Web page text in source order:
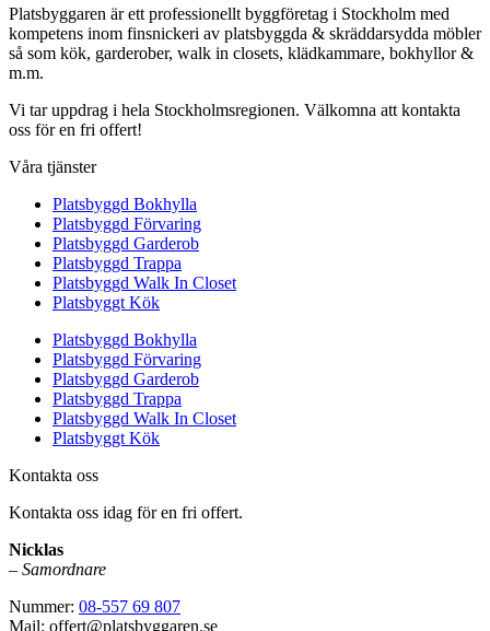
Platsbyggaren är ett professionellt byggföretag i Stockholm med
kompetens inom finsnickeri av platsbyggda & skräddarsydda möbler
så som kök, garderober, walk in closets, klädkammare, bokhyllor &
m.m.
Vi tar uppdrag i hela Stockholmsregionen. Välkomna att kontakta
oss för en fri offert!
Våra tjänster
Platsbyggd Bokhylla
Platsbyggd Förvaring
Platsbyggd Garderob
Platsbyggd Trappa
Platsbyggd Walk In Closet
Platsbyggt Kök
Platsbyggd Bokhylla
Platsbyggd Förvaring
Platsbyggd Garderob
Platsbyggd Trappa
Platsbyggd Walk In Closet
Platsbyggt Kök
Kontakta oss
Kontakta oss idag för en fri offert.
Nicklas
– Samordnare
Nummer: 08-557 69 807
Mail: offert@platsbyggaren.se